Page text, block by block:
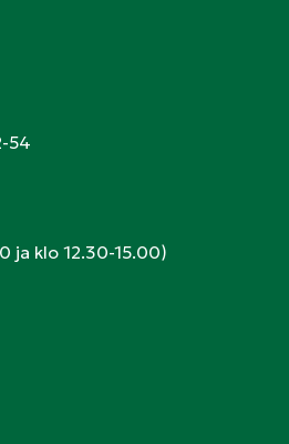
54
ja klo 12.30-15.00)